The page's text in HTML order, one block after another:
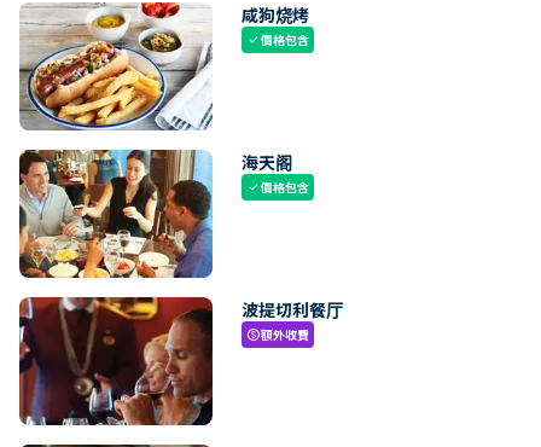
咸狗烧烤
check價格包含
海天阁
check價格包含
波提切利餐厅
paid額外收費